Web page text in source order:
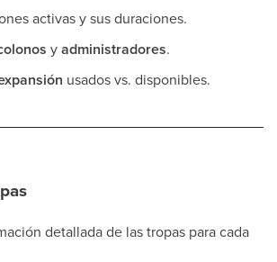
activas y sus duraciones.
yadministradores.
usados vs. disponibles.
detallada de las tropas para cada